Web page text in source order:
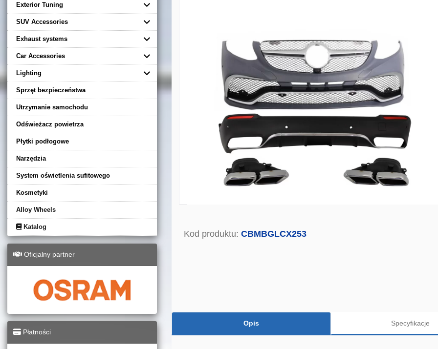
Exterior Tuning
SUV Accessories
Exhaust systems
Car Accessories
Lighting
Sprzęt bezpieczeństwa
Utrzymanie samochodu
Odświeżacz powietrza
Płytki podłogowe
Narzędzia
System oświetlenia sufitowego
Kosmetyki
Alloy Wheels
Katalog
Oficjalny partner
Płatności
Kod produktu: CBMBGLCX253
Opis Specyfikacje